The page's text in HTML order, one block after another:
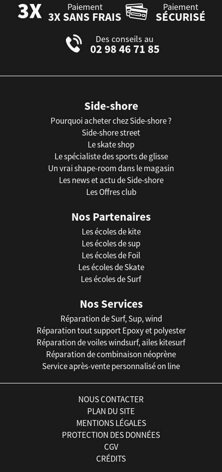
Paiement
3X SANS FRAIS
Paiement
SÉCURISÉ
Des conseils au
02 98 46 71 85
Side-shore
Pourquoi acheter chez Side-shore ?
Side-shore street
Le skate shop
Le spécialiste des sports de glisse
Un vrai shape-room dans le magasin
Les news et actu de Side-shore
Les Offres club
Nos Partenaires
Les écoles de kite
Les écoles de sup
Les écoles de Foil
Les écoles de Skate
Les écoles de Surf
Nos Services
Réparation de Surf, Sup, wind
Réparation tout support Epoxy et polyester
Réparation de voiles windsurf, ailes kitesurf
Réparation de combinaison néoprène
Service après-vente personnalisé on line
NOUS CONTACTER
PLAN DU SITE
MENTIONS LÉGALES
PROTECTION DES DONNÉES
CGV
CRÉDITS